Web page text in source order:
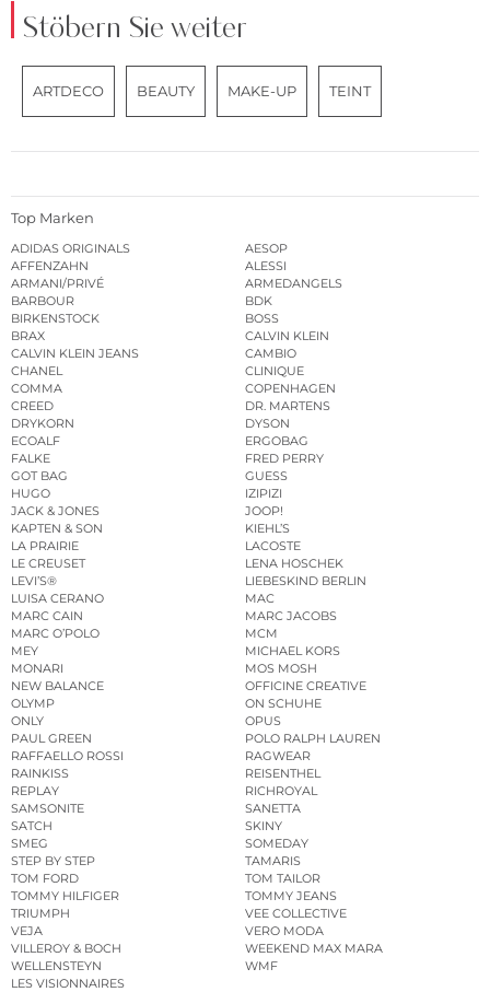
Stöbern Sie weiter
ARTDECO BEAUTY MAKE-UP TEINT
Top Marken
ADIDAS ORIGINALS
AESOP
AFFENZAHN
ALESSI
ARMANI/PRIVÉ
ARMEDANGELS
BARBOUR
BDK
BIRKENSTOCK
BOSS
BRAX
CALVIN KLEIN
CALVIN KLEIN JEANS
CAMBIO
CHANEL
CLINIQUE
COMMA
COPENHAGEN
CREED
DR. MARTENS
DRYKORN
DYSON
ECOALF
ERGOBAG
FALKE
FRED PERRY
GOT BAG
GUESS
HUGO
IZIPIZI
JACK & JONES
JOOP!
KAPTEN & SON
KIEHL’S
LA PRAIRIE
LACOSTE
LE CREUSET
LENA HOSCHEK
LEVI’S®
LIEBESKIND BERLIN
LUISA CERANO
MAC
MARC CAIN
MARC JACOBS
MARC O’POLO
MCM
MEY
MICHAEL KORS
MONARI
MOS MOSH
NEW BALANCE
OFFICINE CREATIVE
OLYMP
ON SCHUHE
ONLY
OPUS
PAUL GREEN
POLO RALPH LAUREN
RAFFAELLO ROSSI
RAGWEAR
RAINKISS
REISENTHEL
REPLAY
RICHROYAL
SAMSONITE
SANETTA
SATCH
SKINY
SMEG
SOMEDAY
STEP BY STEP
TAMARIS
TOM FORD
TOM TAILOR
TOMMY HILFIGER
TOMMY JEANS
TRIUMPH
VEE COLLECTIVE
VEJA
VERO MODA
VILLEROY & BOCH
WEEKEND MAX MARA
WELLENSTEYN
WMF
LES VISIONNAIRES